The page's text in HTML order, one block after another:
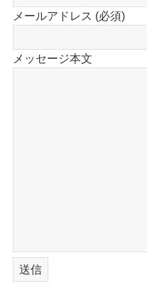
メールアドレス (必須)
メッセージ本文